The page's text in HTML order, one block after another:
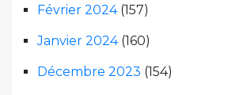
Février 2024(157)
Janvier 2024(160)
Décembre 2023 (154)